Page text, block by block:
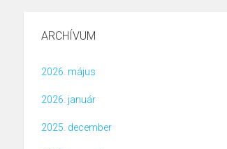
ARCHÍVUM
2026. május
2026. január
2025. december